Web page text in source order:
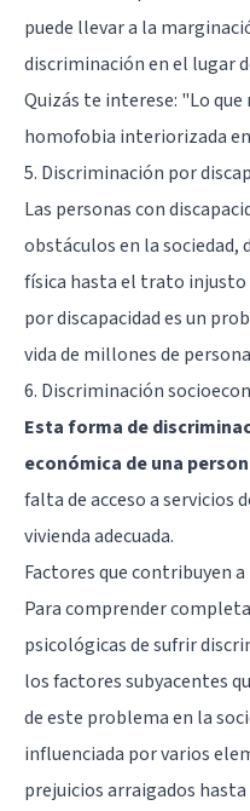
puede llevar a la
discriminación en el lugar
Quizás te interese: "Lo que
homofobia interiorizada
5. Discriminación por
Las personas con
obstáculos en la sociedad,
física hasta el trato injusto
por discapacidad es un
vida de millones de
6. Discriminación
Esta forma de
económica de una
falta de acceso a servicios
vivienda adecuada.
Factores que contribuyen
Para comprender
psicológicas de sufrir
los factores subyacentes
de este problema en la
influenciada por varios
prejuicios arraigados